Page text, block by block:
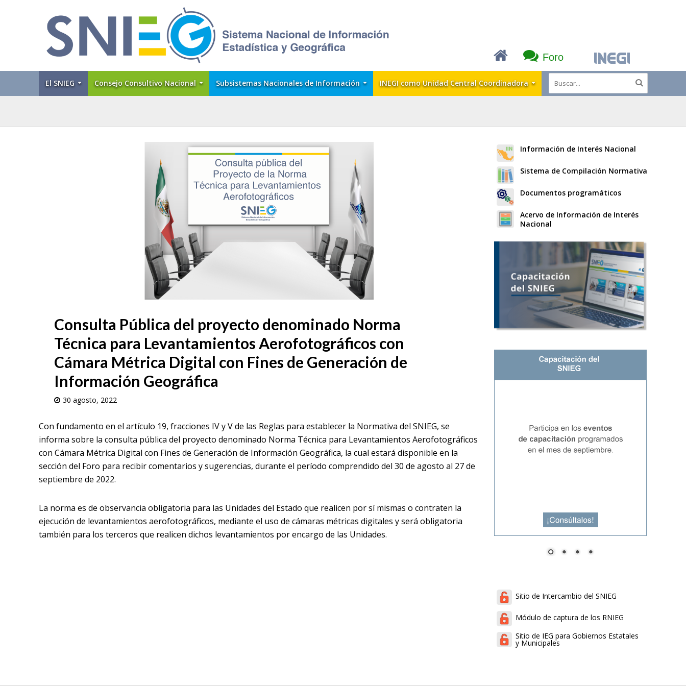
Foro
El SNIEG Consejo Consultivo Nacional Subsistemas Nacionales de Información INEGI como Unidad Central Coordinadora
Consulta Pública del proyecto denominado Norma
Técnica para Levantamientos Aerofotográficos con
Cámara Métrica Digital con Fines de Generación de
Información Geográfica
30 agosto, 2022
Con fundamento en el artículo 19, fracciones IV y V de las Reglas para establecer la Normativa del SNIEG, se
informa sobre la consulta pública del proyecto denominado Norma Técnica para Levantamientos Aerofotográficos
con Cámara Métrica Digital con Fines de Generación de Información Geográfica, la cual estará disponible en la
sección del Foro para recibir comentarios y sugerencias, durante el período comprendido del 30 de agosto al 27 de
septiembre de 2022.
La norma es de observancia obligatoria para las Unidades del Estado que realicen por sí mismas o contraten la
ejecución de levantamientos aerofotográficos, mediante el uso de cámaras métricas digitales y será obligatoria
también para los terceros que realicen dichos levantamientos por encargo de las Unidades.
Información de Interés Nacional
Sistema de Compilación Normativa
Documentos programáticos
Acervo de Información de Interés
Nacional
Sitio de Intercambio del SNIEG
Módulo de captura de los RNIEG
Sitio de IEG para Gobiernos Estatales
y Municipales